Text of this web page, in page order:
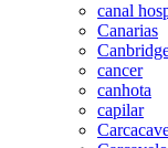
canal
Canarias
cancer
canhota
capilar